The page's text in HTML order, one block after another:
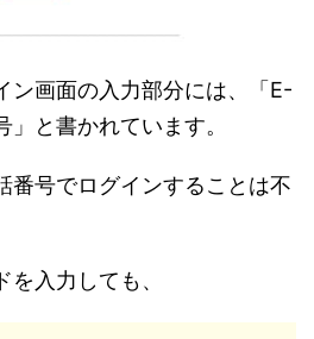
ン画面の入力部分には、「E-
と書かれています。
番号でログインすることは不
入力しても、